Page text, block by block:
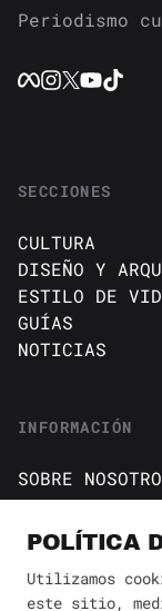
Periodismo
SECCIONES
CULTURA
DISEÑO Y
ESTILO DE
GUÍAS
NOTICIAS
INFORMACIÓN
SOBRE
CONTACTO
Política de
POLÍTICA
Utilizamos
este sitio,